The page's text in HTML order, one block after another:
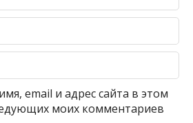
email и адрес сайта в этом
моих комментариев